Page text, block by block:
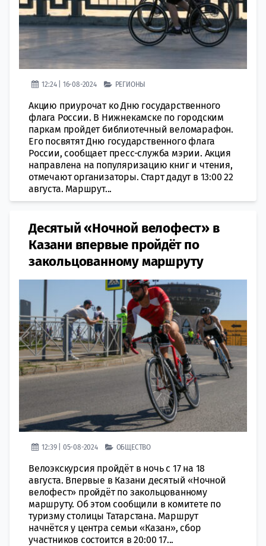
12:24 | 16-08-2024 РЕГИОНЫ
Акцию приурочат ко Дню государственного
флага России. В Нижнекамске по городским
паркам пройдет библиотечный веломарафон.
Его посвятят Дню государственного флага
России, сообщает пресс-служба мэрии. Акция
направлена на популяризацию книг и чтения,
отмечают организаторы. Старт дадут в 13:00 22
августа. Маршрут...
Десятый «Ночной велофест» в
Казани впервые пройдёт по
закольцованному маршруту
12:39 | 05-08-2024 ОБЩЕСТВО
Велоэкскурсия пройдёт в ночь с 17 на 18
августа. Впервые в Казани десятый «Ночной
велофест» пройдёт по закольцованному
маршруту. Об этом сообщили в комитете по
туризму столицы Татарстана. Маршрут
начнётся у центра семьи «Казан», сбор
участников состоится в 20:00 17...